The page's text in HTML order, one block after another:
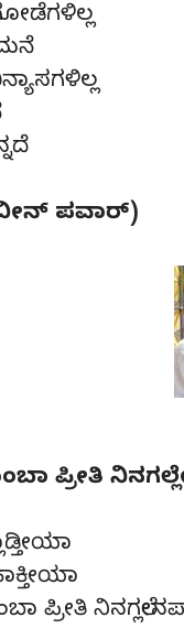
ಪವಾರ್)
ಪ್ರೀತಿ
ಪ್ರೀತಿ